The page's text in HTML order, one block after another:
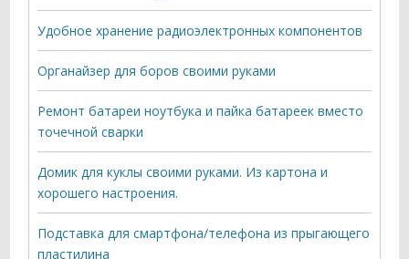
Удобное хранение радиоэлектронных компонентов
Органайзер для боров своими руками
Ремонт батареи ноутбука и пайка батареек вместо
точечной сварки
Домик для куклы своими руками. Из картона и
хорошего настроения.
Подставка для смартфона/телефона из прыгающего
пластилина